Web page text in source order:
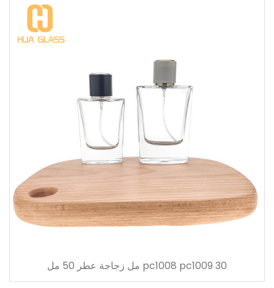
pc1008 pc1009 30 مل زجاجة عطر 50 مل